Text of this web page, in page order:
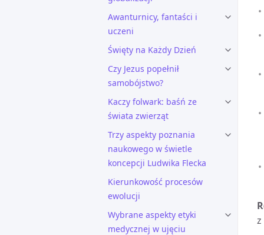
Awanturnicy, fantaści i
uczeni
Święty na Każdy Dzień
Czy Jezus popełnił
samobójstwo?
Kaczy folwark: baśń ze
świata zwierząt
Trzy aspekty poznania
naukowego w świetle
koncepcji Ludwika Flecka
Kierunkowość procesów
ewolucji
Wybrane aspekty etyki
medycznej w ujęciu
z